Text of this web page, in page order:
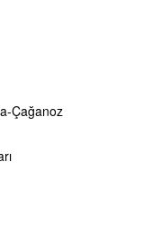
Çağanoz